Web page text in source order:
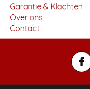
Garantie & Klachten
Over ons
Contact